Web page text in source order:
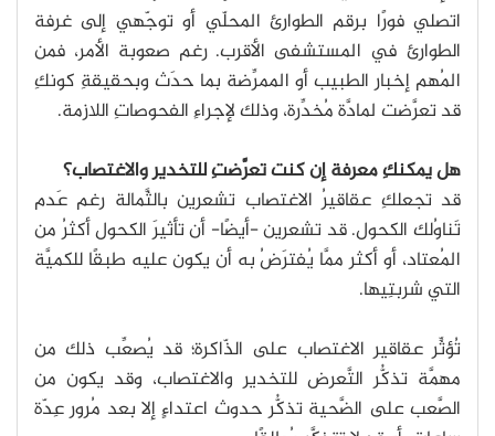
اتصلي فورًا برقم الطوارئ المحلّي أو توجّهي إلى غرفة
الطوارئ في المستشفى الأقرب. رغم صعوبة الأمر، فمن
المُهم إخبار الطبيب أو الممرِّضة بما حدَث وبحقيقةِ كونكِ
قد تعرَّضت لمادَّة مُخدِّرة، وذلك لإجراءِ الفحوصاتِ اللازمة.
هل يمكنكِ معرفة إن كنت تعرَّضتِ للتخدير والاغتصاب؟
قد تجعلكِ عقاقيرُ الاغتصاب تشعرين بالثَّمالة رغم عَدم
تَناوُلك الكحول. قد تشعرين -أيضًا- أن تأثيرَ الكحول أكثرُ من
المُعتاد، أو أكثر ممَّا يُفترَضُ به أن يكون عليه طبقًا للكميَّة
التي شربتِيها.
تُؤثِّر عقاقير الاغتصاب على الذّاكرة؛ قد يُصعِّب ذلك من
مهمَّة تذكُّر التَّعرض للتخدير والاغتصاب، وقد يكون من
الصَّعب على الضَّحية تذكُّر حدوث اعتداءٍ إلا بعد مُرور عِدّة